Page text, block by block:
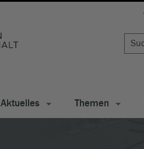
Aktuelles Themen